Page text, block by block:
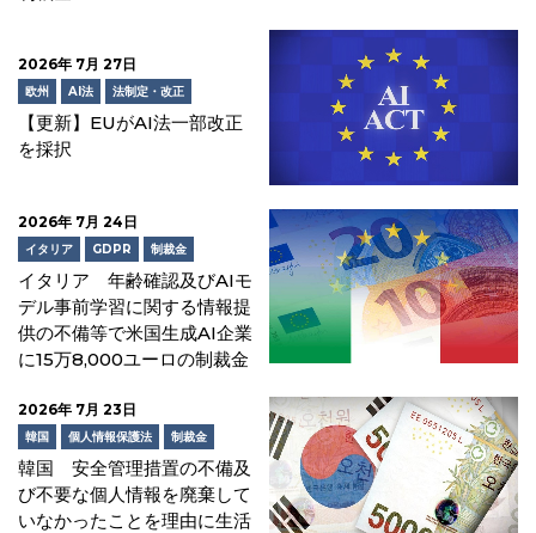
2026年 7月 27日
欧州 AI法 法制定・改正
【更新】EUがAI法一部改正
を採択
2026年 7月 24日
イタリア GDPR 制裁金
イタリア 年齢確認及びAIモ
デル事前学習に関する情報提
供の不備等で米国生成AI企業
に15万8,000ユーロの制裁金
2026年 7月 23日
韓国 個人情報保護法 制裁金
韓国 安全管理措置の不備及
び不要な個人情報を廃棄して
いなかったことを理由に生活